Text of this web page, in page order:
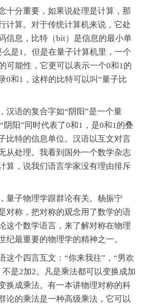
分重要，如果说处理是计算，那
计算。对于传统计算机来说，它处
信息，比特（bit）是信息的最小单
是1。但是在量子计算机里，一个
可能性，它更可以表示一个0和1的
0和1，这样的比特可以叫“量子比
语的复合字如“阴阳”是一个量
阴阳”同时代表了0和1，是0和1的叠
比特的信息单位。汉语以互文对言
从处理。我看到国外一个数学杂志
算，说我们语言学家没有理由排斥
子物理学跟群论有关。杨振宁
对称，把对称的观念用了数学的语
这个数学语言，来了解对称在物理
纪最重要的物理学的精神之一。
个四言互文：“你来我往”，“男欢
是2加2。凡是乘法都可以变换成加
换成乘法。有一本讲物理对称的科
论的乘法是一种高级乘法，它可以